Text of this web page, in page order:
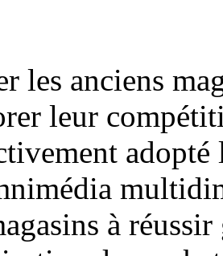
les anciens
leur
à